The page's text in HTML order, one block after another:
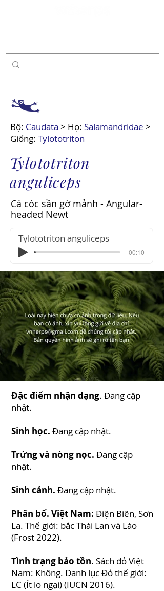
Bộ: Caudata > Họ: Salamandridae >
Giống: Tylototriton
Tylototriton
anguliceps
Cá cóc sần gờ mảnh - Angular-
headed Newt
Tylototriton anguliceps
-00:10
Đặc điểm nhận dạng. Đang cập
nhật.
Sinh học. Đang cập nhật.
Trứng và nòng nọc. Đang cập
nhật.
Sinh cảnh. Đang cập nhật.
Phân bố. Việt Nam: Điện Biên, Sơn
La. Thế giới: bắc Thái Lan và Lào
(Frost 2022).
Tình trạng bảo tồn. Sách đỏ Việt
Nam: Không. Danh lục Đỏ thế giới:
LC (Ít lo ngại) (IUCN 2016).